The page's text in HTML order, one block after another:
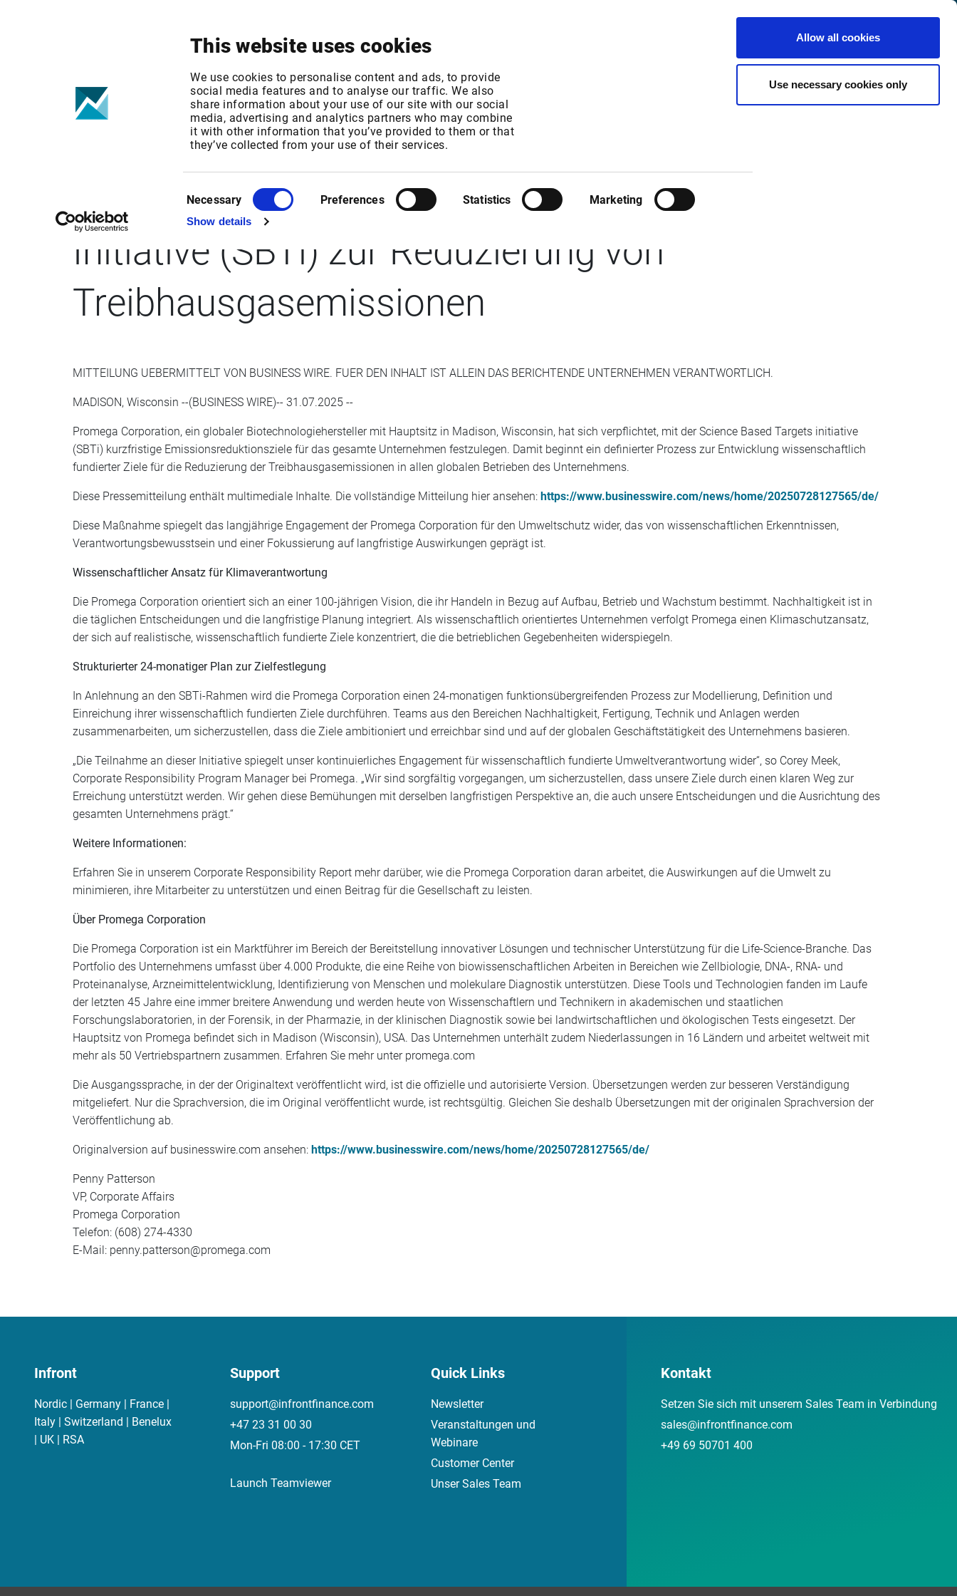
This website uses cookies
We use cookies to personalise content and ads, to provide
social media features and to analyse our traffic. We also
share information about your use of our site with our social
media, advertising and analytics partners who may combine
it with other information that you’ve provided to them or that
they’ve collected from your use of their services.
Selection
Necessary Preferences Statistics Marketing
Show details
Allow all cookies
Use necessary cookies only
Customer
Center
BUSINESS WIRE: Promega Corporation
verpflichtet sich zur Science Based Targets
Initiative (SBTi) zur Reduzierung von
Treibhausgasemissionen
MITTEILUNG UEBERMITTELT VON BUSINESS WIRE. FUER DEN INHALT IST ALLEIN DAS BERICHTENDE UNTERNEHMEN VERANTWORTLICH.
MADISON, Wisconsin --(BUSINESS WIRE)-- 31.07.2025 --
Promega Corporation, ein globaler Biotechnologiehersteller mit Hauptsitz in Madison, Wisconsin, hat sich verpflichtet, mit der Science Based Targets initiative
(SBTi) kurzfristige Emissionsreduktionsziele für das gesamte Unternehmen festzulegen. Damit beginnt ein definierter Prozess zur Entwicklung wissenschaftlich
fundierter Ziele für die Reduzierung der Treibhausgasemissionen in allen globalen Betrieben des Unternehmens.
Diese Pressemitteilung enthält multimediale Inhalte. Die vollständige Mitteilung hier ansehen: https://www.businesswire.com/news/home/20250728127565/de/
Diese Maßnahme spiegelt das langjährige Engagement der Promega Corporation für den Umweltschutz wider, das von wissenschaftlichen Erkenntnissen,
Verantwortungsbewusstsein und einer Fokussierung auf langfristige Auswirkungen geprägt ist.
Wissenschaftlicher Ansatz für Klimaverantwortung
Die Promega Corporation orientiert sich an einer 100-jährigen Vision, die ihr Handeln in Bezug auf Aufbau, Betrieb und Wachstum bestimmt. Nachhaltigkeit ist in
die täglichen Entscheidungen und die langfristige Planung integriert. Als wissenschaftlich orientiertes Unternehmen verfolgt Promega einen Klimaschutzansatz,
der sich auf realistische, wissenschaftlich fundierte Ziele konzentriert, die die betrieblichen Gegebenheiten widerspiegeln.
Strukturierter 24-monatiger Plan zur Zielfestlegung
In Anlehnung an den SBTi-Rahmen wird die Promega Corporation einen 24-monatigen funktionsübergreifenden Prozess zur Modellierung, Definition und
Einreichung ihrer wissenschaftlich fundierten Ziele durchführen. Teams aus den Bereichen Nachhaltigkeit, Fertigung, Technik und Anlagen werden
zusammenarbeiten, um sicherzustellen, dass die Ziele ambitioniert und erreichbar sind und auf der globalen Geschäftstätigkeit des Unternehmens basieren.
„Die Teilnahme an dieser Initiative spiegelt unser kontinuierliches Engagement für wissenschaftlich fundierte Umweltverantwortung wider“, so Corey Meek,
Corporate Responsibility Program Manager bei Promega. „Wir sind sorgfältig vorgegangen, um sicherzustellen, dass unsere Ziele durch einen klaren Weg zur
Erreichung unterstützt werden. Wir gehen diese Bemühungen mit derselben langfristigen Perspektive an, die auch unsere Entscheidungen und die Ausrichtung des
gesamten Unternehmens prägt.“
Weitere Informationen:
Erfahren Sie in unserem Corporate Responsibility Report mehr darüber, wie die Promega Corporation daran arbeitet, die Auswirkungen auf die Umwelt zu
minimieren, ihre Mitarbeiter zu unterstützen und einen Beitrag für die Gesellschaft zu leisten.
Über Promega Corporation
Die Promega Corporation ist ein Marktführer im Bereich der Bereitstellung innovativer Lösungen und technischer Unterstützung für die Life-Science-Branche. Das
Portfolio des Unternehmens umfasst über 4.000 Produkte, die eine Reihe von biowissenschaftlichen Arbeiten in Bereichen wie Zellbiologie, DNA-, RNA- und
Proteinanalyse, Arzneimittelentwicklung, Identifizierung von Menschen und molekulare Diagnostik unterstützen. Diese Tools und Technologien fanden im Laufe
der letzten 45 Jahre eine immer breitere Anwendung und werden heute von Wissenschaftlern und Technikern in akademischen und staatlichen
Forschungslaboratorien, in der Forensik, in der Pharmazie, in der klinischen Diagnostik sowie bei landwirtschaftlichen und ökologischen Tests eingesetzt. Der
Hauptsitz von Promega befindet sich in Madison (Wisconsin), USA. Das Unternehmen unterhält zudem Niederlassungen in 16 Ländern und arbeitet weltweit mit
mehr als 50 Vertriebspartnern zusammen. Erfahren Sie mehr unter promega.com
Die Ausgangssprache, in der der Originaltext veröffentlicht wird, ist die offizielle und autorisierte Version. Übersetzungen werden zur besseren Verständigung
mitgeliefert. Nur die Sprachversion, die im Original veröffentlicht wurde, ist rechtsgültig. Gleichen Sie deshalb Übersetzungen mit der originalen Sprachversion der
Veröffentlichung ab.
Originalversion auf businesswire.com ansehen: https://www.businesswire.com/news/home/20250728127565/de/
Penny Patterson
VP, Corporate Affairs
Promega Corporation
Telefon: (608) 274-4330
E-Mail: penny.patterson@promega.com
Infront
Nordic | Germany | France |
Italy | Switzerland | Benelux
| UK | RSA
Support
support@infrontfinance.com
+47 23 31 00 30
Mon-Fri 08:00 - 17:30 CET
Launch Teamviewer
Quick Links
Newsletter
Veranstaltungen und
Webinare
Customer Center
Unser Sales Team
Kontakt
Setzen Sie sich mit unserem Sales Team in Verbindung
sales@infrontfinance.com
+49 69 50701 400